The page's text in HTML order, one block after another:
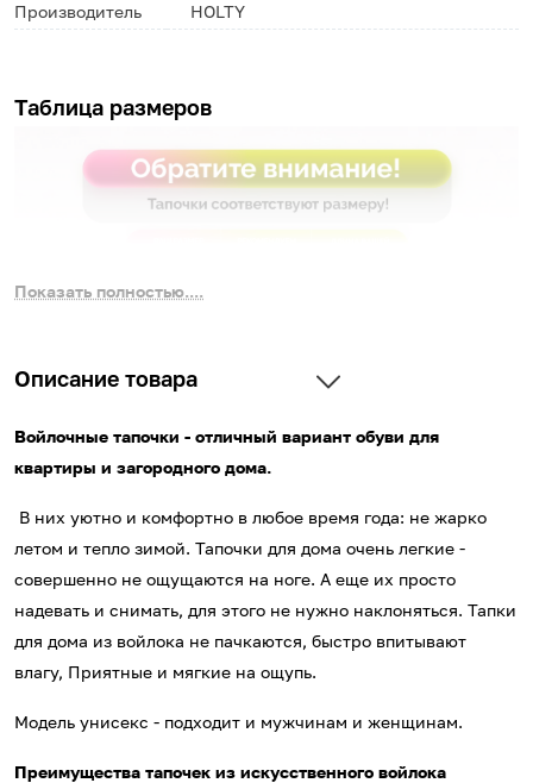
Производитель HOLTY
Таблица размеров
Показать полностью....
Описание товара
Войлочные тапочки - отличный вариант обуви для
квартиры и загородного дома.
В них уютно и комфортно в любое время года: не жарко
летом и тепло зимой. Тапочки для дома очень легкие -
совершенно не ощущаются на ноге. А еще их просто
надевать и снимать, для этого не нужно наклоняться. Тапки
для дома из войлока не пачкаются, быстро впитывают
влагу, Приятные и мягкие на ощупь.
Модель унисекс - подходит и мужчинам и женщинам.
Преимущества тапочек из искусственного войлока